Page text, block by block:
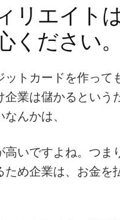
リエイト
ください。
ットカードを作って
企業は儲かるとい
んかは、
高いですよね。つま
ため企業は、お金を